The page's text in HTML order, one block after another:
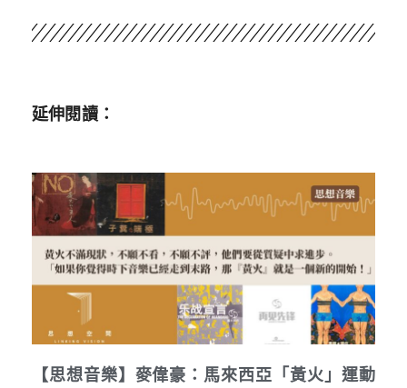
延伸閱讀：
【思想音樂】麥偉豪：馬來西亞「黃火」運動